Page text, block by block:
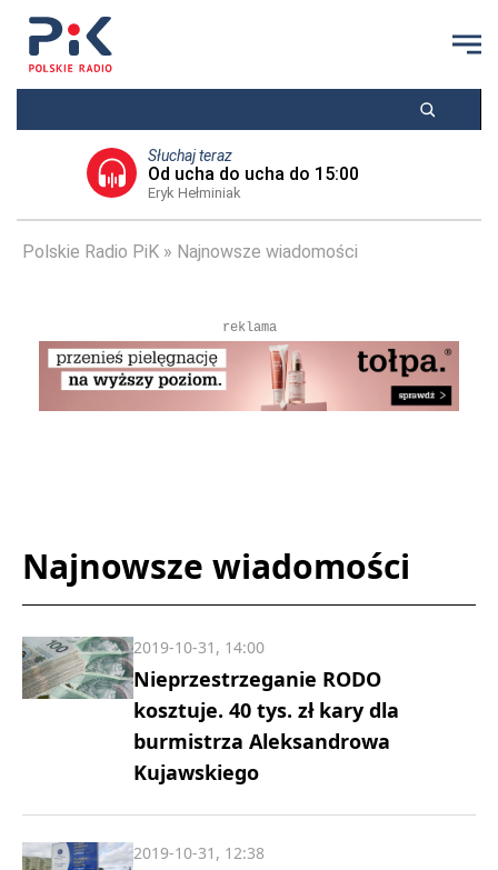
Słuchaj teraz
Od ucha do ucha do 15:00
Eryk Hełminiak
Polskie Radio PiK Najnowsze wiadomości
reklama
Najnowsze wiadomości
Nieprzestrzeganie RODO
kosztuje. 40 tys. zł kary dla
burmistrza Aleksandrowa
Kujawskiego
2019-10-31, 14:00
2019-10-31, 12:38